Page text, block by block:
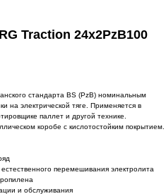
Traction 24x2PzB100
стандарта BS (PzB) номинальным
на электрической тяге. Применяется в
паллет и другой технике.
коробе с кислотостойким покрытием.
перемешивания электролита
и обслуживания